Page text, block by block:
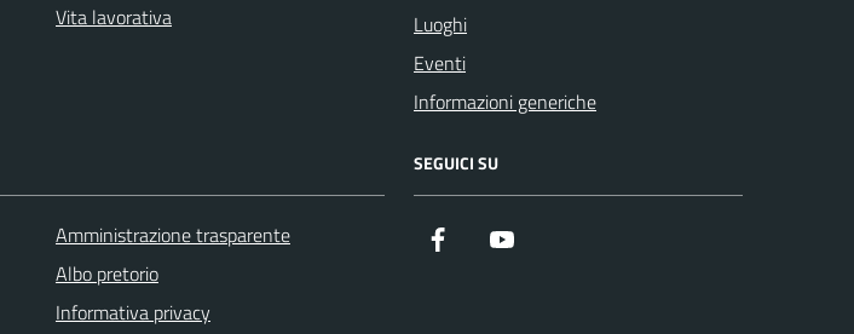
Vita lavorativa
Luoghi
Eventi
Informazioni generiche
Amministrazione trasparente
Albo pretorio
Informativa privacy
SEGUICI SU
Facebook